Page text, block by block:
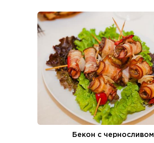
Бекон с черносливом